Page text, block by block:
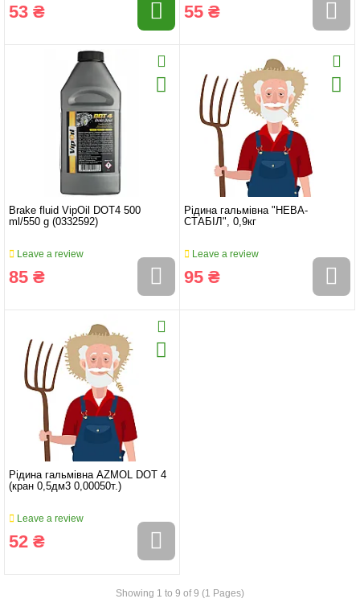
53 ₴ 55 ₴
Brake fluid VipOil DOT4 500
ml/550 g (0332592)
Leave a review
85 ₴
Рідина гальмівна "НЕВА-
СТАБІЛ", 0,9кг
Leave a review
95 ₴
Рідина гальмівна AZMOL DOT 4
(кран 0,5дм3 0,00050т.)
Leave a review
52 ₴
Showing 1 to 9 of 9 (1 Pages)